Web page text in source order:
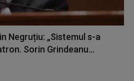
Negruțiu: „Sistemul s-a
Sorin Grindeanu...